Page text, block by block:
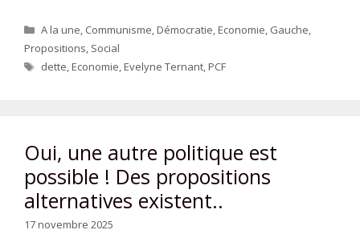
Catégories
A la une, Communisme,Démocratie,Economie, Gauche,
Propositions, Social
Étiquettes
dette,Economie,Evelyne Ternant,PCF
Oui, une autre politique est
possible ! Des propositions
alternatives existent..
17 novembre 2025